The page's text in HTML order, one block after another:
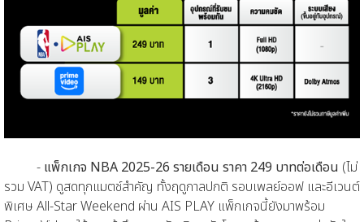
- แพ็กเกจ NBA 2025-26 รายเดือน ราคา 249 บาทต่อเดือน (ไม่
รวม VAT) ดูสดทุกแมตช์สำคัญ ทั้งฤดูกาลปกติ รอบเพลย์ออฟ และอีเวนต์
พิเศษ All-Star Weekend ผ่าน AIS PLAY แพ็กเกจนี้ยังมาพร้อม